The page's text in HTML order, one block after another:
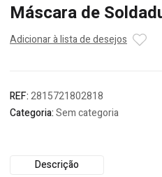
Máscara de
Adicionar à lista de desejos
REF:2815721802818
Categoria:Sem categoria
Descrição